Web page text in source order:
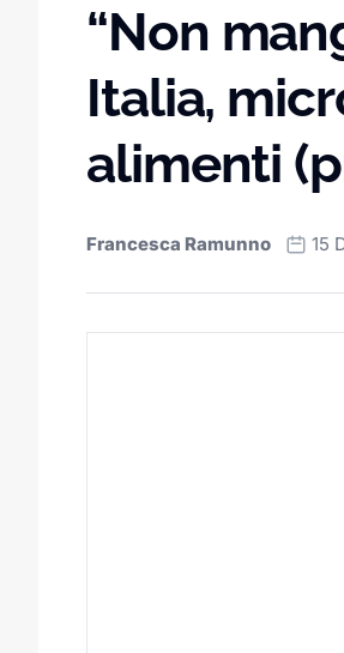
“Non
Italia,
alimenti
Francesca Ramunno 15